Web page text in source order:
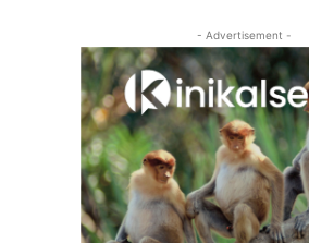
- Advertisement -